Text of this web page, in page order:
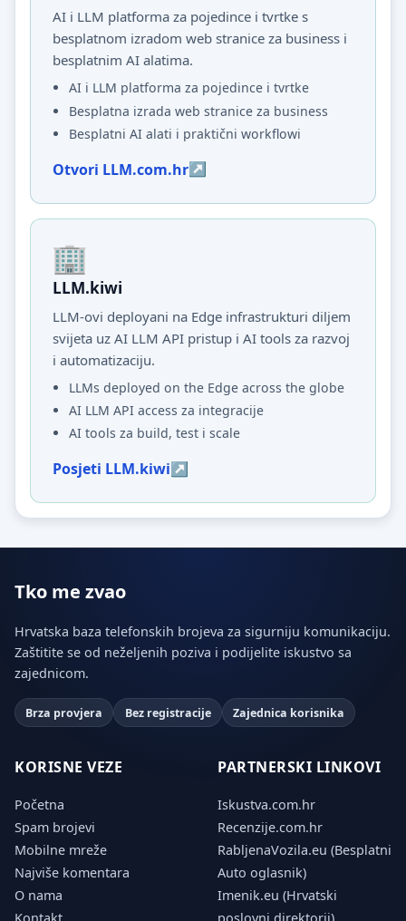
AI i LLM platforma za pojedince i tvrtke s
besplatnom izradom web stranice za business i
besplatnim AI alatima.
AI i LLM platforma za pojedince i tvrtke
Besplatna izrada web stranice za business
Besplatni AI alati i praktični workflowi
Otvori LLM.com.hr
LLM.kiwi
LLM-ovi deployani na Edge infrastrukturi diljem
svijeta uz AI LLM API pristup i AI tools za razvoj
i automatizaciju.
LLMs deployed on the Edge across the globe
AI LLM API access za integracije
AI tools za build, test i scale
Posjeti LLM.kiwi
Tko me zvao
Hrvatska baza telefonskih brojeva za sigurniju komunikaciju.
Zaštitite se od neželjenih poziva i podijelite iskustvo sa
zajednicom.
Brza provjera Bez registracije Zajednica korisnika
KORISNE VEZE
Početna
Spam brojevi
Mobilne mreže
Najviše komentara
O nama
PARTNERSKI LINKOVI
Iskustva.com.hr
Recenzije.com.hr
RabljenaVozila.eu (Besplatni
Auto oglasnik)
Imenik.eu (Hrvatski